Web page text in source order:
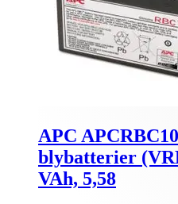
APC
blybatterier
VAh, 5,58